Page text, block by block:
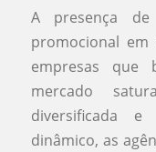
A presença
promocional em
empresas que
mercado
diversificada
dinâmico, as